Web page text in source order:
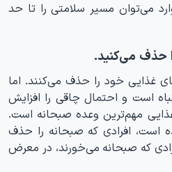
می‌توان مسیر سلامتی را تا حد
غذایی خود را حذف می‌کنند. اما
است و احتمال چاقی را افزایش
مهم‌ترین وعده صبحانه است.
است، افرادی که صبحانه را حذف
از افرادی که صبحانه می‌خورند، در معرض